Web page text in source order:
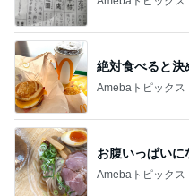
絶対食べると決
Amebaトピックス
お腹いっぱい
Amebaトピックス